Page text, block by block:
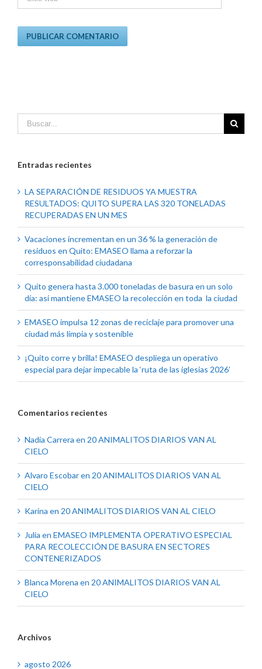
Entradas recientes
LA SEPARACIÓN DE RESIDUOS YA MUESTRA
RESULTADOS: QUITO SUPERA LAS 320 TONELADAS
RECUPERADAS EN UN MES
Vacaciones incrementan en un 36 % la generación de
residuos en Quito: EMASEO llama a reforzar la
corresponsabilidad ciudadana
Quito genera hasta 3.000 toneladas de basura en un solo
día: así mantiene EMASEO la recolección en toda la ciudad
EMASEO impulsa 12 zonas de reciclaje para promover una
ciudad más limpia y sostenible
¡Quito corre y brilla! EMASEO despliega un operativo
especial para dejar impecable la ‘ruta de las iglesias 2026’
Comentarios recientes
Nadia Carrera en 20 ANIMALITOS DIARIOS VAN AL
CIELO
Alvaro Escobaren 20 ANIMALITOS DIARIOS VAN AL
CIELO
Karina en 20 ANIMALITOS DIARIOS VAN AL CIELO
Julia en EMASEO IMPLEMENTA OPERATIVO ESPECIAL
PARA RECOLECCIÓN DE BASURA EN SECTORES
CONTENERIZADOS
Blanca Morena en 20 ANIMALITOS DIARIOS VAN AL
CIELO
Archivos
agosto 2026